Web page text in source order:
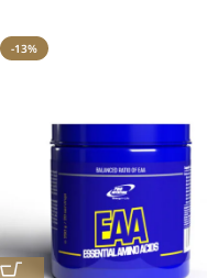
-13%